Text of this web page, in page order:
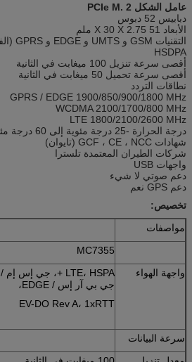
عامل الشكل PCIe M. 2
دبابيس 52 دبوس
الأبعاد 51 X 30 X 2.75 ملم
HSDPA
أقصى سرعة تنزيل 100 ميغابت في الثانية
أقصى سرعة تحميل 50 ميغابت في الثانية
نطاقات التردد
GPRS / EDGE 1900/850/900/1800 MHz
WCDMA 2100/1700/800 MHz
LTE 1800/2100/2600 MHz
درجة الحرارة -25 درجة مئوية إلى 60 درجة مئوية
شهادات GCF ، CE ، NCC (تايوان)
شركات الطيران المعتمدة تلسترا
واجهات USB
دعم صوتي لا شيء
دعم GPS نعم
تخصيص:
مواصفات
MC7355
واجهة الهواء
LTE، HSPA +، جي إس إم /
جي بي آر إس / EDGE،
EV-DO Rev A، 1xRTT
سرعة البيانات